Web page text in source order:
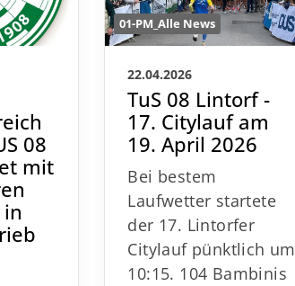
08
mit
01-PM_Alle News
22.04.2026
TuS 08 Lintorf -
17. Citylauf am
19. April 2026
Bei bestem
Laufwetter startete
der 17. Lintorfer
Citylauf pünktlich um
10:15. 104 Bambinis